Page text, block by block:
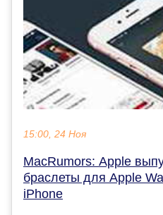
15:00, 24 Ноя
MacRumors: Apple
браслеты для Apple
iPhone